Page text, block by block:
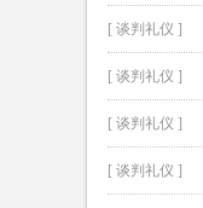
[ 谈判礼仪 ]
[ 谈判礼仪 ]
[ 谈判礼仪 ]
[ 谈判礼仪 ]